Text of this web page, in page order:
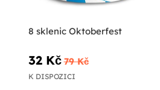
8 sklenic Oktoberfest
32 Kč 79 Kč
K DISPOZICI